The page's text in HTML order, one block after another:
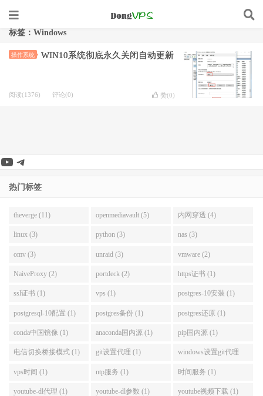
标签：Windows
操作系统 WIN10系统彻底永久关闭自动更新
阅读(1376) 评论(0) 赞(0)
YouTube
Telegram
热门标签
theverge (11) openmediavault (5) 内网穿透 (4)
linux (3) python (3) nas (3)
omv (3) unraid (3) vmware (2)
NaiveProxy (2) portdeck (2) https证书 (1)
ssl证书 (1) vps (1) postgres-10安装 (1)
postgresql-10配置 (1) postgres备份 (1) postgres还原 (1)
conda中国镜像 (1) anaconda国内源 (1) pip国内源 (1)
电信切换桥接模式 (1) git设置代理 (1) windows设置git代理
(1)
vps时间 (1) ntp服务 (1) 时间服务 (1)
youtube-dl代理 (1) youtube-dl参数 (1) youtube视频下载 (1)